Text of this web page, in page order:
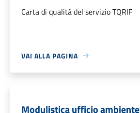
Carta di qualità del servizio TQRIF
VAI ALLA PAGINA
Modulistica ufficio ambiente